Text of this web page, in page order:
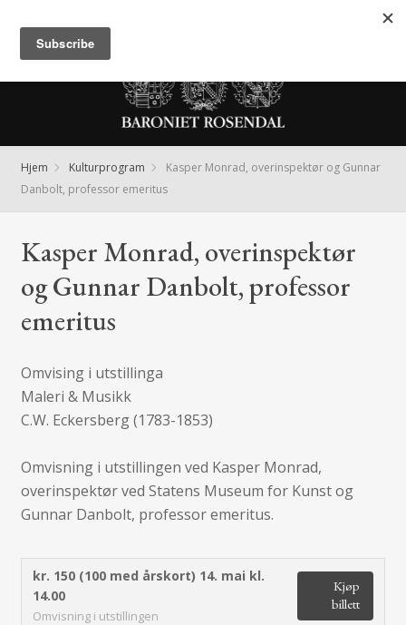
Hjem Kulturprogram
Kasper Monrad, overinspektør og Gunnar
Danbolt, professor emeritus
Kasper Monrad, overinspektør
og Gunnar Danbolt, professor
emeritus
Omvising i utstillinga
Maleri & Musikk
C.W. Eckersberg (1783-1853)
Omvisning i utstillingen ved Kasper Monrad,
overinspektør ved Statens Museum for Kunst og
Gunnar Danbolt, professor emeritus.
kr. 150 (100 med årskort) 14. mai kl.
14.00
Omvisning i utstillingen
Kjøp
billett